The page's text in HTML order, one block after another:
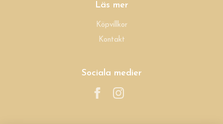
Läs mer
Köpvillkor
Kontakt
Sociala medier